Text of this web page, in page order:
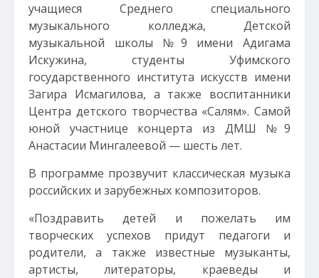
учащиеся Среднего специального
музыкального колледжа, Детской
музыкальной школы №9 имени Адигама
Искужина, студенты Уфимского
государственного института искусств имени
Загира Исмагилова, а также воспитанники
Центра детского творчества «Салям». Самой
юной участнице концерта из ДМШ №9
Анастасии Мингалеевой — шесть лет.
В программе прозвучит классическая музыка
российских и зарубежных композиторов.
«Поздравить детей и пожелать им
творческих успехов придут педагоги и
родители, а также известные музыканты,
артисты, литераторы, краеведы и